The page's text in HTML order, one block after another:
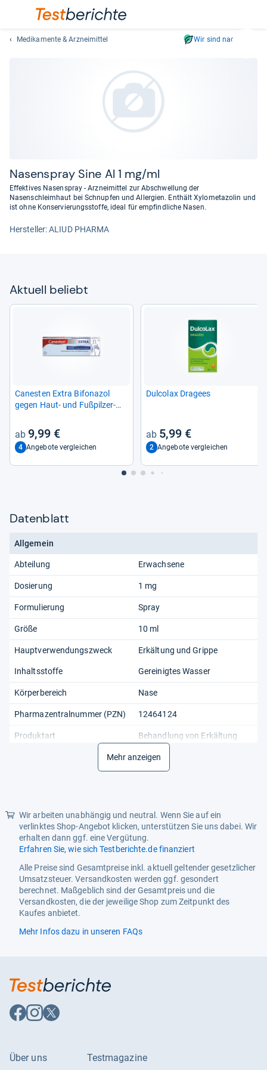
lassen
Medikamente & Arzneimittel Wir sind nachhaltig
Nasen­spray Sine Al 1 mg/ml
Effektives Nasenspray - Arzneimittel zur Abschwellung der
Nasenschleimhaut bei Schnupfen und Allergien. Enthält Xylometazolin und
ist ohne Konservierungsstoffe, ideal für empfindliche Nasen.
Her­stel­ler: ALIUD PHARMA
Aktu­ell beliebt
Canes­ten Extra Bifona­zol
gegen Haut-​ und Fuß­pil­zer­
9,99 €
4 Angebote vergleichen
Dul­co­lax Dra­gees
5,99 €
2 Angebote vergleichen
Datenblatt
Allgemein
Abteilung Erwachsene
Dosierung 1 mg
Formulierung Spray
Größe 10 ml
Hauptverwendungszweck Erkältung und Grippe
Inhaltsstoffe Gereinigtes Wasser
Körperbereich Nase
Pharmazentralnummer (PZN) 12464124
Produktart Behandlung von Erkältung
Benzalkoniumchlorid
Mehr anzeigen
Wir arbeiten unabhängig und neutral. Wenn Sie auf ein
verlinktes Shop-Angebot klicken, unterstützen Sie uns dabei. Wir
erhalten dann ggf. eine Vergütung.
Erfahren Sie, wie sich Testberichte.de finanziert
Alle Preise sind Gesamtpreise inkl. aktuell geltender gesetzlicher
Umsatzsteuer. Versandkosten werden ggf. gesondert
berechnet. Maßgeblich sind der Gesamtpreis und die
Versandkosten, die der jeweilige Shop zum Zeitpunkt des
Kaufes anbietet.
Mehr Infos dazu in unseren FAQs
Auf
Facebook
Auf
Instagram
Auf
X
Über uns Testmagazine